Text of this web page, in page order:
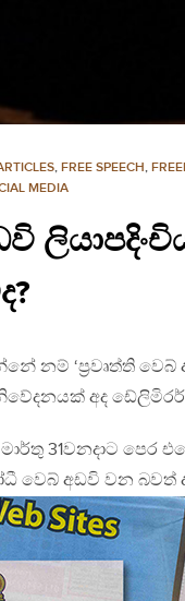
, FREE SPEECH,
MEDIA
‘ප්‍රවෘත්ති වෙබ්
අද
31වනදාට පෙර
වෙබ් අඩවි වන බවත්